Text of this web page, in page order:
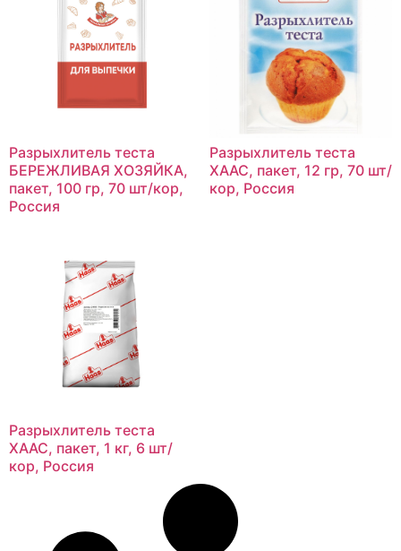
Разрыхлитель теста
БЕРЕЖЛИВАЯ ХОЗЯЙКА,
пакет, 100 гр, 70 шт/кор,
Россия
Разрыхлитель теста
ХААС, пакет, 12 гр, 70 шт/
кор, Россия
Разрыхлитель теста
ХААС, пакет, 1 кг, 6 шт/
кор, Россия